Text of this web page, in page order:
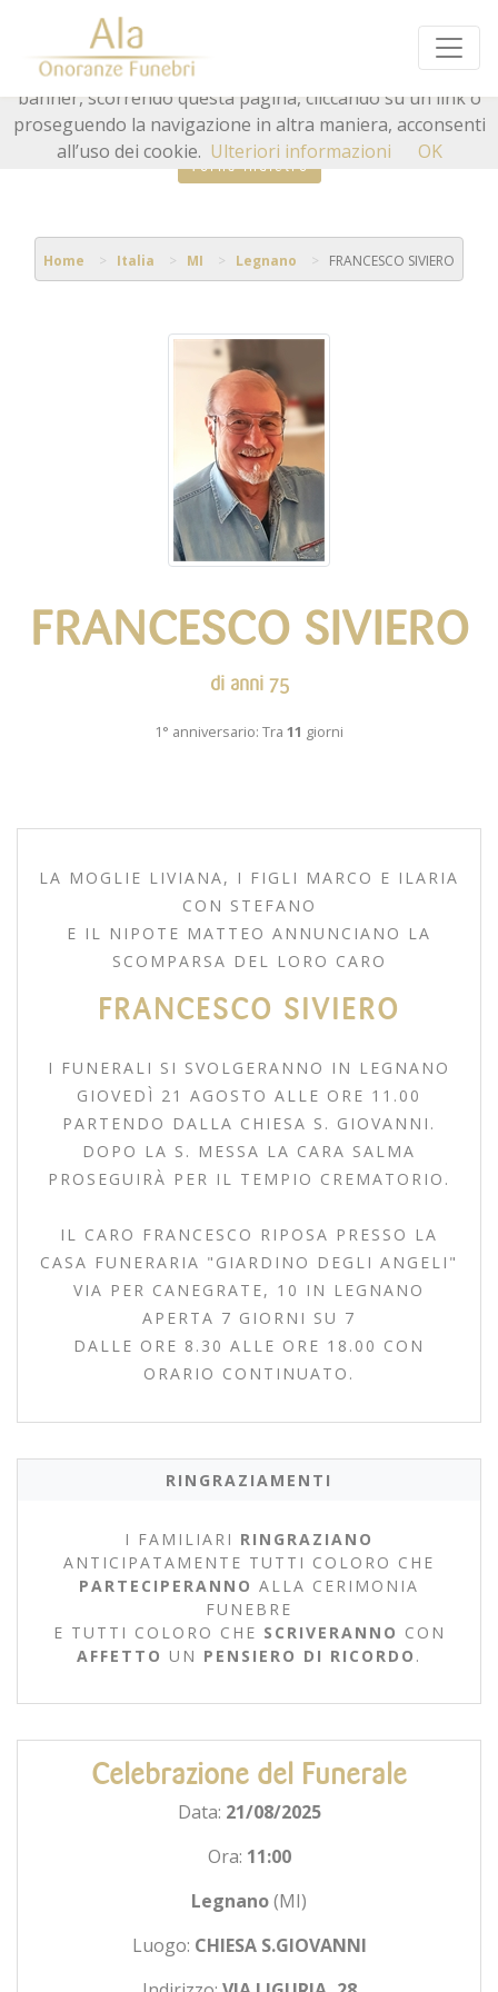
Torna indietro
Home Italia MI Legnano FRANCESCO SIVIERO
FRANCESCO SIVIERO
di anni 75
1° anniversario: Tra 11 giorni
LA MOGLIE LIVIANA, I FIGLI MARCO E ILARIA
CON STEFANO
E IL NIPOTE MATTEO ANNUNCIANO LA
SCOMPARSA DEL LORO CARO
FRANCESCO SIVIERO
I FUNERALI SI SVOLGERANNO IN LEGNANO
GIOVEDÌ 21 AGOSTO ALLE ORE 11.00
PARTENDO DALLA CHIESA S. GIOVANNI.
DOPO LA S. MESSA LA CARA SALMA
PROSEGUIRÀ PER IL TEMPIO CREMATORIO.
IL CARO FRANCESCO RIPOSA PRESSO LA
CASA FUNERARIA "GIARDINO DEGLI ANGELI"
VIA PER CANEGRATE, 10 IN LEGNANO
APERTA 7 GIORNI SU 7
DALLE ORE 8.30 ALLE ORE 18.00 CON
ORARIO CONTINUATO.
RINGRAZIAMENTI
I FAMILIARI RINGRAZIANO
ANTICIPATAMENTE TUTTI COLORO CHE
PARTECIPERANNO ALLA CERIMONIA
FUNEBRE
E TUTTI COLORO CHE SCRIVERANNO CON
AFFETTO UN PENSIERO DI RICORDO .
Celebrazione del Funerale
Data: 21/08/2025
Ora: 11:00
Legnano(MI)
Luogo: CHIESA S.GIOVANNI
Questo sito o gli strumenti terzi da questo utilizzati si
avvalgono di cookie necessari al funzionamento ed utili
alle finalità illustrate nella cookie policy. Chiudendo questo
banner, scorrendo questa pagina, cliccando su un link o
proseguendo la navigazione in altra maniera, acconsenti
all’uso dei cookie. Ulteriori informazioni OK